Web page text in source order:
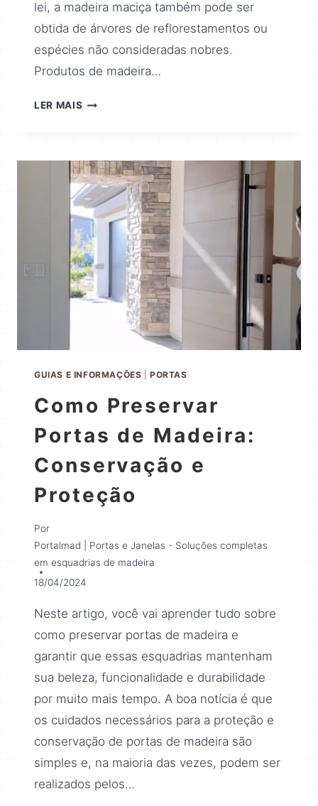
lei, a madeira maciça também pode ser
obtida de árvores de reflorestamentos ou
espécies não consideradas nobres.
Produtos de madeira…
LER MAIS
GUIAS E INFORMAÇÕES |PORTAS
Como Preservar
Portas de Madeira:
Conservação e
Proteção
Por
Portalmad | Portas e Janelas - Soluções completas
em esquadrias de madeira
18/04/2024
Neste artigo, você vai aprender tudo sobre
como preservar portas de madeira e
garantir que essas esquadrias mantenham
sua beleza, funcionalidade e durabilidade
por muito mais tempo. A boa notícia é que
os cuidados necessários para a proteção e
conservação de portas de madeira são
simples e, na maioria das vezes, podem ser
realizados pelos…